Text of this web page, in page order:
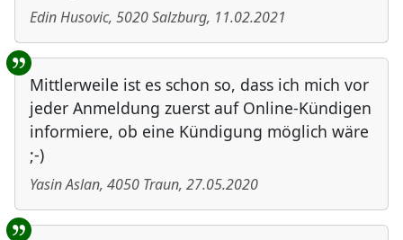
Edin Husovic, 5020Salzburg, 11.02.2021
Mittlerweile ist es schon so, dass ich mich vor
jeder Anmeldung zuerst auf Online-Kündigen
informiere, ob eine Kündigung möglich wäre
;-)
Yasin Aslan, 4050 Traun, 27.05.2020